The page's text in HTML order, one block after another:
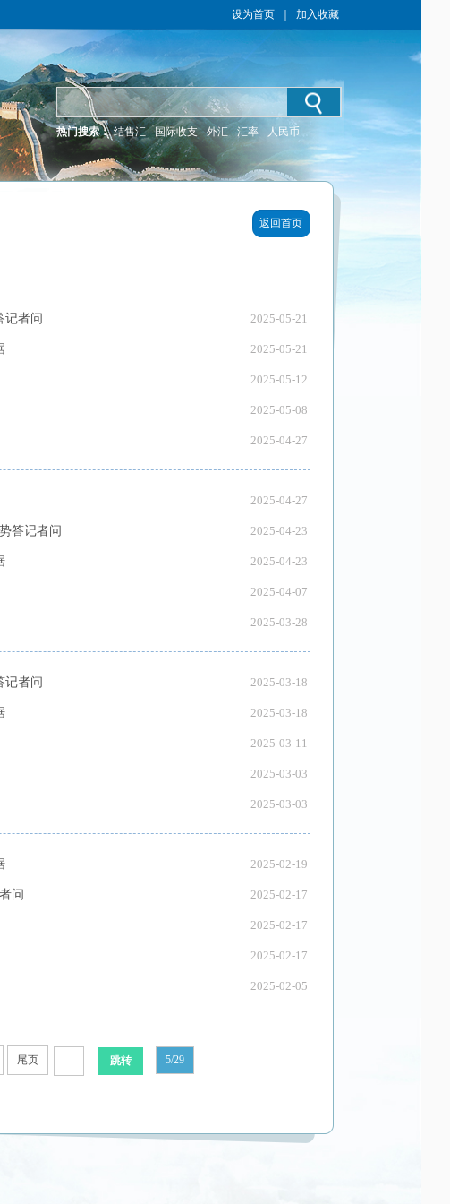
设为首页 加入收藏
热门搜索： 结售汇 国际收支 外汇 汇率 人民币
返回首页
记者问 2025-05-21
2025-05-21
2025-05-12
2025-05-08
2025-04-27
2025-04-27
答记者问 2025-04-23
2025-04-23
2025-04-07
2025-03-28
记者问 2025-03-18
2025-03-18
2025-03-11
2025-03-03
2025-03-03
2025-02-19
问 2025-02-17
2025-02-17
2025-02-17
2025-02-05
尾页 5/29